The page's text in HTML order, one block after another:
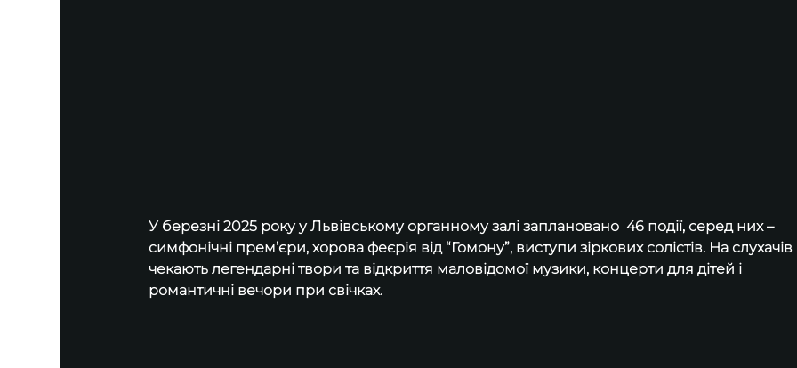
У березні 2025 року у Львівському органному залі заплановано  46 події, серед них –
симфонічні премʼєри, хорова феєрія від “Гомону”, виступи зіркових солістів. На слухачів
чекають легендарні твори та відкриття маловідомої музики, концерти для дітей і
романтичні вечори при свічках.